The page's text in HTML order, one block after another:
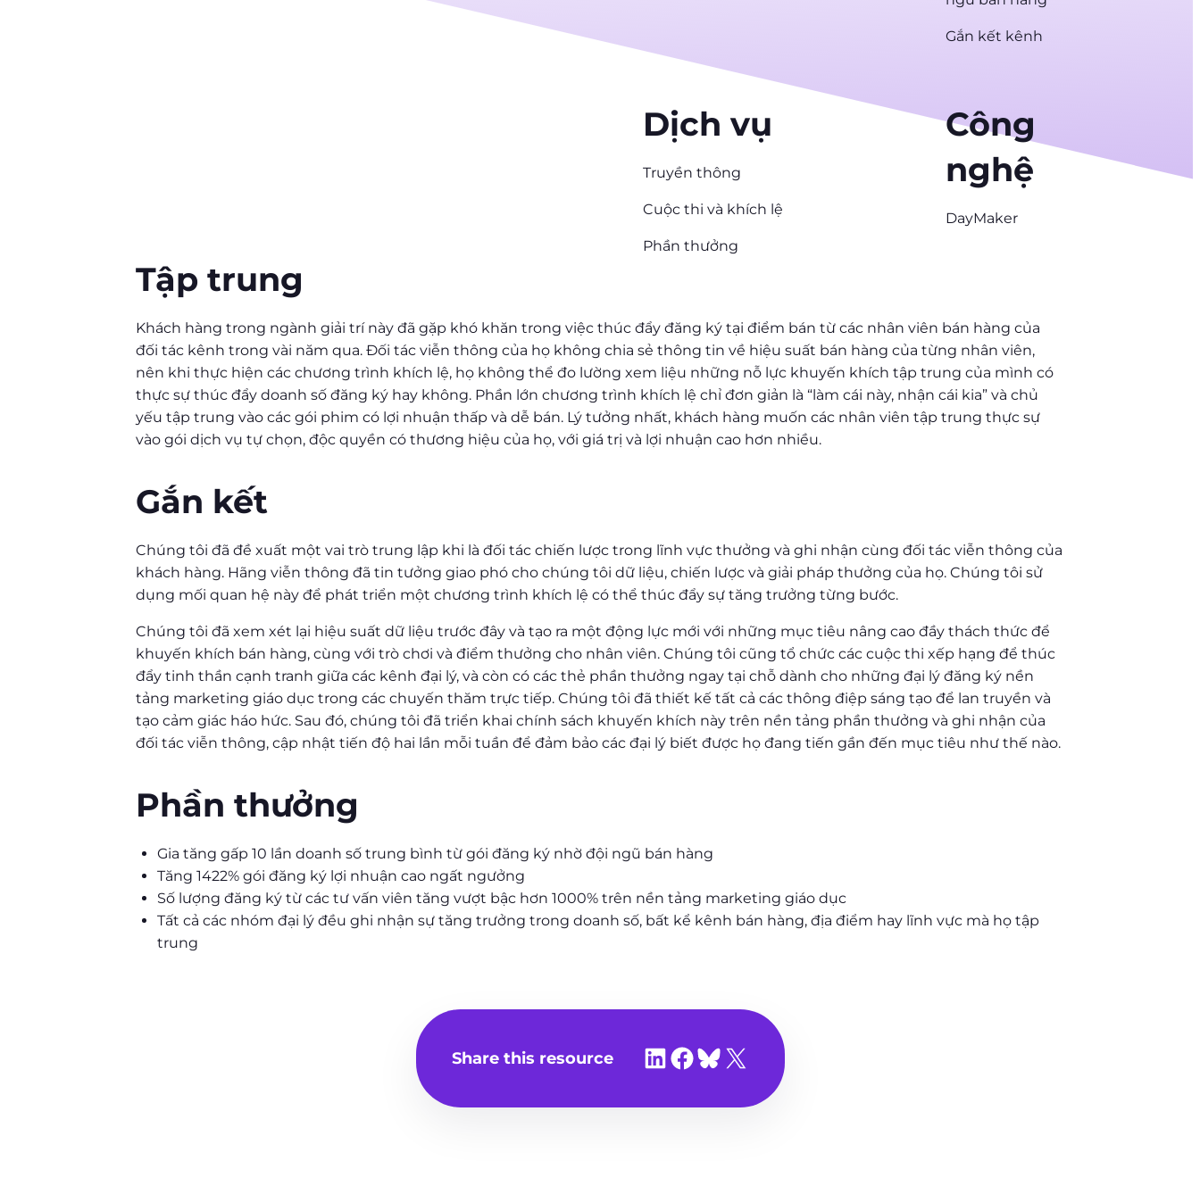
Gắn kết kênh
Dịch vụ
Truyền thông
Cuộc thi và khích lệ
Phần thưởng
Công
nghệ
DayMaker
Tập trung
Khách hàng trong ngành giải trí này đã gặp khó khăn trong việc thúc đẩy đăng ký tại điểm bán từ các nhân viên bán hàng của
đối tác kênh trong vài năm qua. Đối tác viễn thông của họ không chia sẻ thông tin về hiệu suất bán hàng của từng nhân viên,
nên khi thực hiện các chương trình khích lệ, họ không thể đo lường xem liệu những nỗ lực khuyến khích tập trung của mình có
thực sự thúc đẩy doanh số đăng ký hay không. Phần lớn chương trình khích lệ chỉ đơn giản là “làm cái này, nhận cái kia” và chủ
yếu tập trung vào các gói phim có lợi nhuận thấp và dễ bán. Lý tưởng nhất, khách hàng muốn các nhân viên tập trung thực sự
vào gói dịch vụ tự chọn, độc quyền có thương hiệu của họ, với giá trị và lợi nhuận cao hơn nhiều.
Gắn kết
Chúng tôi đã đề xuất một vai trò trung lập khi là đối tác chiến lược trong lĩnh vực thưởng và ghi nhận cùng đối tác viễn thông của
khách hàng. Hãng viễn thông đã tin tưởng giao phó cho chúng tôi dữ liệu, chiến lược và giải pháp thưởng của họ. Chúng tôi sử
dụng mối quan hệ này để phát triển một chương trình khích lệ có thể thúc đẩy sự tăng trưởng từng bước.
Chúng tôi đã xem xét lại hiệu suất dữ liệu trước đây và tạo ra một động lực mới với những mục tiêu nâng cao đầy thách thức để
khuyến khích bán hàng, cùng với trò chơi và điểm thưởng cho nhân viên. Chúng tôi cũng tổ chức các cuộc thi xếp hạng để thúc
đẩy tinh thần cạnh tranh giữa các kênh đại lý, và còn có các thẻ phần thưởng ngay tại chỗ dành cho những đại lý đăng ký nền
tảng marketing giáo dục trong các chuyến thăm trực tiếp. Chúng tôi đã thiết kế tất cả các thông điệp sáng tạo để lan truyền và
tạo cảm giác háo hức. Sau đó, chúng tôi đã triển khai chính sách khuyến khích này trên nền tảng phần thưởng và ghi nhận của
đối tác viễn thông, cập nhật tiến độ hai lần mỗi tuần để đảm bảo các đại lý biết được họ đang tiến gần đến mục tiêu như thế nào.
Phần thưởng
Gia tăng gấp 10 lần doanh số trung bình từ gói đăng ký nhờ đội ngũ bán hàng
Tăng 1422% gói đăng ký lợi nhuận cao ngất ngưởng
Số lượng đăng ký từ các tư vấn viên tăng vượt bậc hơn 1000% trên nền tảng marketing giáo dục
Tất cả các nhóm đại lý đều ghi nhận sự tăng trưởng trong doanh số, bất kể kênh bán hàng, địa điểm hay lĩnh vực mà họ tập
trung
Share this resource Share on LinkedIn
Share on Facebook
Share on Bluesky
Share on X